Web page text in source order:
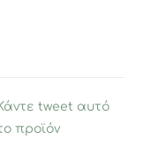
tweet αυτό
προϊόν